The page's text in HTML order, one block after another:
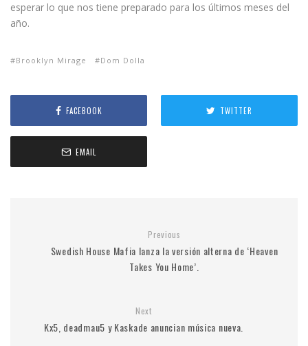
esperar lo que nos tiene preparado para los últimos meses del
año.
Brooklyn Mirage Dom Dolla
FACEBOOK TWITTER
EMAIL
Previous
Swedish House Mafia lanza la versión alterna de ‘Heaven
Takes You Home’.
Next
Kx5, deadmau5 y Kaskade anuncian música nueva.